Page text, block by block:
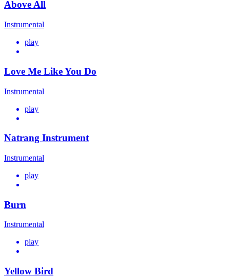
Above All
Instrumental
play
Love Me Like You Do
Instrumental
play
Natrang Instrument
Instrumental
play
Burn
Instrumental
play
Yellow Bird